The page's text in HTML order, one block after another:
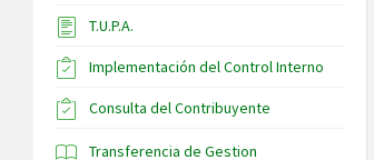
T.U.P.A.
Implementación del Control Interno
Consulta del Contribuyente
Transferencia de Gestion